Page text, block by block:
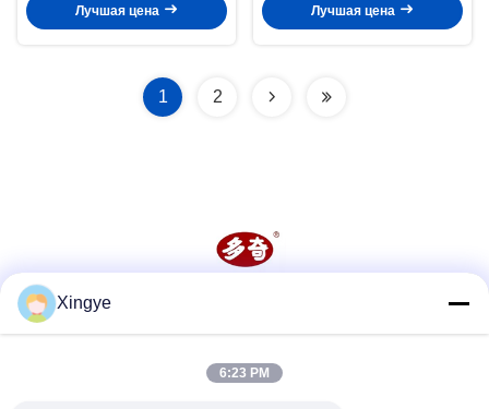
картона герметизатор на заказ
Лучшая цена
машина FXJ-5050
Лучшая цена
1 2
Xingye
6:23 PM